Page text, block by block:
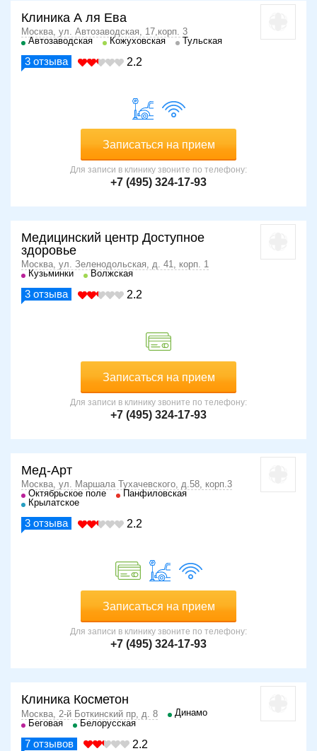
Клиника А ля Ева
Москва, ул. Автозаводская, 17,корп. 3
Автозаводская
Кожуховская Тульская
3 отзыва 2.2
Записаться на прием
Для записи в клинику звоните по телефону:
+7 (495) 324-17-93
Медицинский центр Доступное
здоровье
Москва, ул. Зеленодольская, д. 41, корп. 1
Кузьминки
Волжская
3 отзыва 2.2
Записаться на прием
Для записи в клинику звоните по телефону:
+7 (495) 324-17-93
Мед-Арт
Москва, ул. Маршала Тухачевского, д.58, корп.3
Октябрьское поле
Панфиловская
Крылатское
3 отзыва 2.2
Записаться на прием
Для записи в клинику звоните по телефону:
+7 (495) 324-17-93
Клиника Косметон
Москва, 2-й Боткинский пр, д. 8
Динамо
Беговая
Белорусская
7 отзывов 2.2